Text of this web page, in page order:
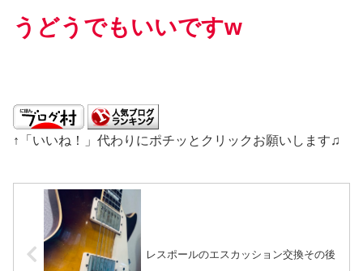
うどうでもいいですw
↑「いいね！」代わりにポチッとクリックお願いします♫
レスポールのエスカッション交換その後